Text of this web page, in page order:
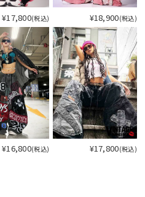
¥17,800(税込) ¥18,900(税込)
¥16,800(税込) ¥17,800(税込)